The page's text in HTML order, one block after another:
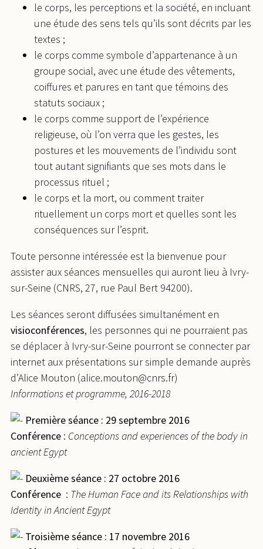
le corps, les perceptions et la société, en incluant
une étude des sens tels qu’ils sont décrits par les
textes ;
le corps comme symbole d’appartenance à un
groupe social, avec une étude des vêtements,
coiffures et parures en tant que témoins des
statuts sociaux ;
le corps comme support de l’expérience
religieuse, où l’on verra que les gestes, les
postures et les mouvements de l’individu sont
tout autant signifiants que ses mots dans le
processus rituel ;
le corps et la mort, ou comment traiter
rituellement un corps mort et quelles sont les
conséquences sur l’esprit.
Toute personne intéressée est la bienvenue pour
assister aux séances mensuelles qui auront lieu à Ivry-
sur-Seine (CNRS, 27, rue Paul Bert 94200).
Les séances seront diffusées simultanément en
visioconférences, les personnes qui ne pourraient pas
se déplacer à Ivry-sur-Seine pourront se connecter par
internet aux présentations sur simple demande auprès
d’Alice Mouton (alice.mouton@cnrs.fr)
Informations et programme, 2016-2018
Première séance : 29 septembre 2016
Conférence : Conceptions and experiences of the body in
ancient Egypt
Deuxième séance : 27 octobre 2016
Conférence : The Human Face and its Relationships with
Identity in Ancient Egypt
Troisième séance : 17 novembre 2016